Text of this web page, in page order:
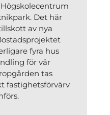
Det här
av nya
fyra hus
för vår
tas
fastighetsförvärv